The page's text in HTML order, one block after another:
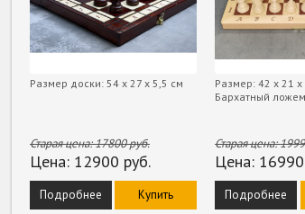
Размер доски: 54 х 27 х 5,5 см
Старая цена:17800руб.
Цена: 12900 руб.
Подробнее Купить
Размер: 42 х 21 х
Бархатный
Старая цена:
Цена: 16990
Подробнее